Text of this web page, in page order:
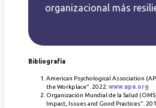
organizacional más
Bibliografía
American Psychological Association
the Workplace”. 2022.www.apa.org
Organización Mundial de la Salud
Impact, Issues and Good Practices”.